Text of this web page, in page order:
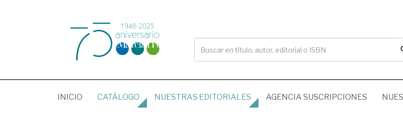
INICIO (CURRENT)
CATÁLOGO NUESTRAS EDITORIALES AGENCIA SUSCRIPCIONES